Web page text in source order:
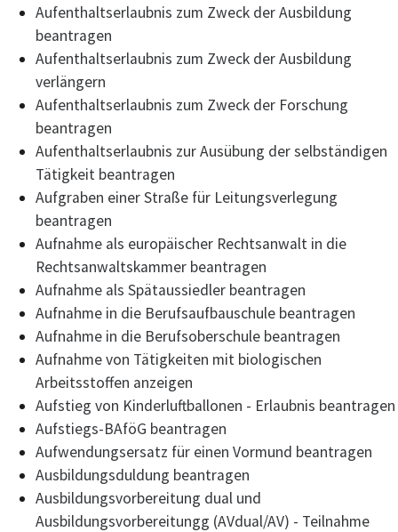
Aufenthaltserlaubnis zum Zweck der Ausbildung
beantragen
Aufenthaltserlaubnis zum Zweck der Ausbildung
verlängern
Aufenthaltserlaubnis zum Zweck der Forschung
beantragen
Aufenthaltserlaubnis zur Ausübung der selbständigen
Tätigkeit beantragen
Aufgraben einer Straße für Leitungsverlegung
beantragen
Aufnahme als europäischer Rechtsanwalt in die
Rechtsanwaltskammer beantragen
Aufnahme als Spätaussiedler beantragen
Aufnahme in die Berufsaufbauschule beantragen
Aufnahme in die Berufsoberschule beantragen
Aufnahme von Tätigkeiten mit biologischen
Arbeitsstoffen anzeigen
Aufstieg von Kinderluftballonen - Erlaubnis beantragen
Aufstiegs-BAföG beantragen
Aufwendungsersatz für einen Vormund beantragen
Ausbildungsduldung beantragen
Ausbildungsvorbereitung dual und
Ausbildungsvorbereitungg (AVdual/AV) - Teilnahme